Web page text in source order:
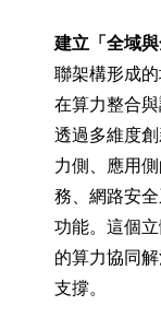
建立「全域
聯架構形成
在算力整合
透過多維度
力側、應用
務、網路安
功能。這個
的算力協同
支撐。